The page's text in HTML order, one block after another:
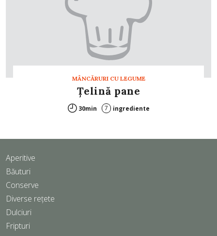
MÂNCĂRURI CU LEGUME
Ţelină pane
30min 7 ingrediente
Aperitive
Băuturi
Conserve
Diverse rețete
Dulciuri
Fripturi